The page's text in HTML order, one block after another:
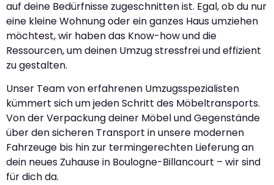
auf deine Bedürfnisse zugeschnitten ist. Egal, ob du nur
eine kleine Wohnung oder ein ganzes Haus umziehen
möchtest, wir haben das Know-how und die
Ressourcen, um deinen Umzug stressfrei und effizient
zu gestalten.
Unser Team von erfahrenen Umzugsspezialisten
kümmert sich um jeden Schritt des Möbeltransports.
Von der Verpackung deiner Möbel und Gegenstände
über den sicheren Transport in unsere modernen
Fahrzeuge bis hin zur termingerechten Lieferung an
dein neues Zuhause in Boulogne-Billancourt – wir sind
für dich da.